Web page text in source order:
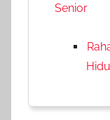
Senior